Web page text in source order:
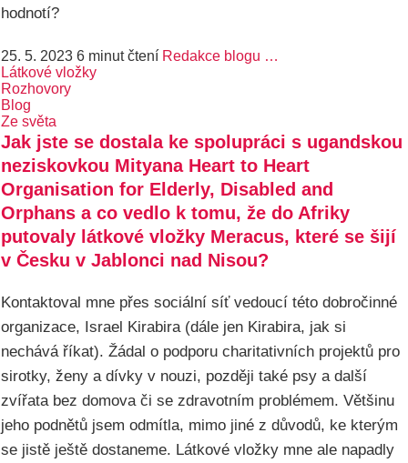
hodnotí?
25. 5. 2023 6 minut čtení Redakce blogu …
Látkové vložky
Rozhovory
Blog
Ze světa
Jak jste se dostala ke spolupráci s ugandskou
neziskovkou Mityana Heart to Heart
Organisation for Elderly, Disabled and
Orphans a co vedlo k tomu, že do Afriky
putovaly látkové vložky Meracus, které se šijí
v Česku v Jablonci nad Nisou?
Kontaktoval mne přes sociální síť vedoucí této dobročinné
organizace, Israel Kirabira (dále jen Kirabira, jak si
nechává říkat). Žádal o podporu charitativních projektů pro
sirotky, ženy a dívky v nouzi, později také psy a další
zvířata bez domova či se zdravotním problémem. Většinu
jeho podnětů jsem odmítla, mimo jiné z důvodů, ke kterým
se jistě ještě dostaneme. Látkové vložky mne ale napadly